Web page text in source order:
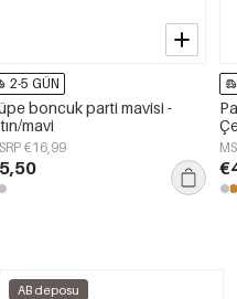
2-5 GÜN
boncuk parti mavisi -
mavi
€16,99
AB deposu